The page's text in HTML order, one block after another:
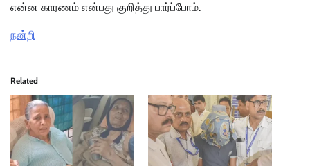
என்ன காரணம் என்பது குறித்து பார்ப்போம்.
நன்றி
Related